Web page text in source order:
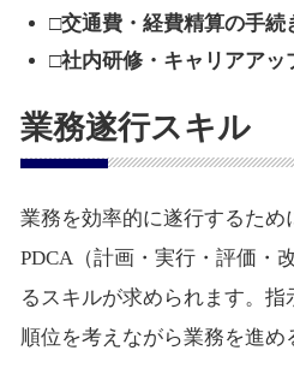
□交通費・経費精算の手続
□社内研修・キャリアアッ
業務遂行スキル
業務を効率的に遂行するため
PDCA（計画・実行・評価・
るスキルが求められます。
順位を考えながら業務を進め